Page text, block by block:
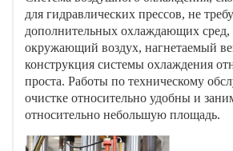
для гидравлических прессов, не
дополнительных охлаждающих сред,
окружающий воздух, нагнетаемый
конструкция системы охлаждения
проста. Работы по техническому
очистке относительно удобны и
относительно небольшую площадь.